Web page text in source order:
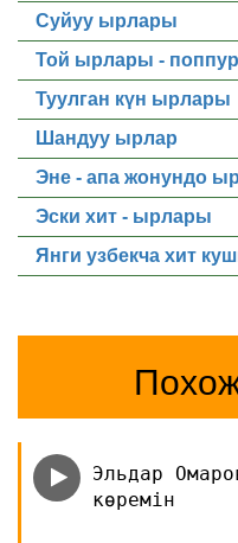
Суйуу ырлары
Той ырлары -
Туулган күн ырлары
Шандуу ырлар
Эне - апа жонундо
Эски хит - ырлары
Янги узбекча хит
Эльдар
көремін